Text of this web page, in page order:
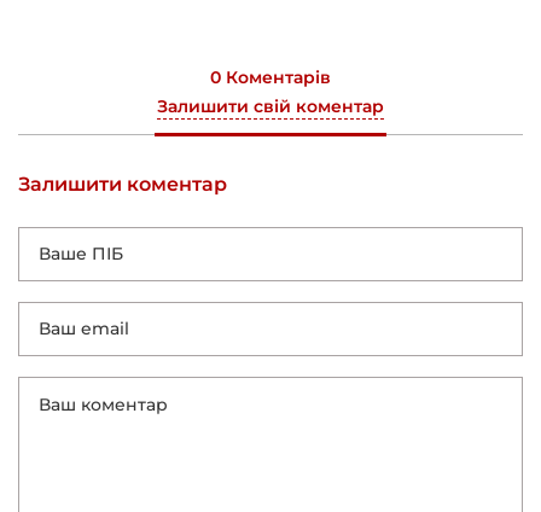
0 Коментарів
Залишити свій коментар
Залишити коментар